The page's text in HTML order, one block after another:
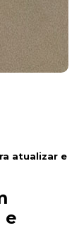
atualizar e
e